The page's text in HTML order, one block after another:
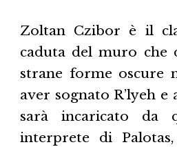
Zoltan Czibor è il
caduta del muro che
strane forme oscure
aver sognato R’lyeh
sarà incaricato da
interprete di